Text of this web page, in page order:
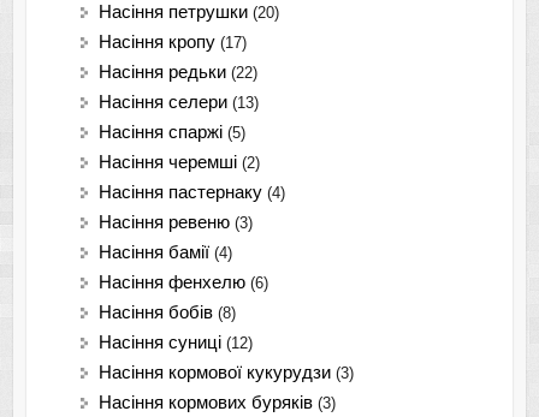
Насіння петрушки (20)
Насіння кропу (17)
Насіння редьки (22)
Насіння селери (13)
Насіння спаржі (5)
Насіння черемші (2)
Насіння пастернаку (4)
Насіння ревеню (3)
Насіння бамії (4)
Насіння фенхелю (6)
Насіння бобів (8)
Насіння суниці (12)
Насіння кормової кукурудзи (3)
Насіння кормових буряків (3)